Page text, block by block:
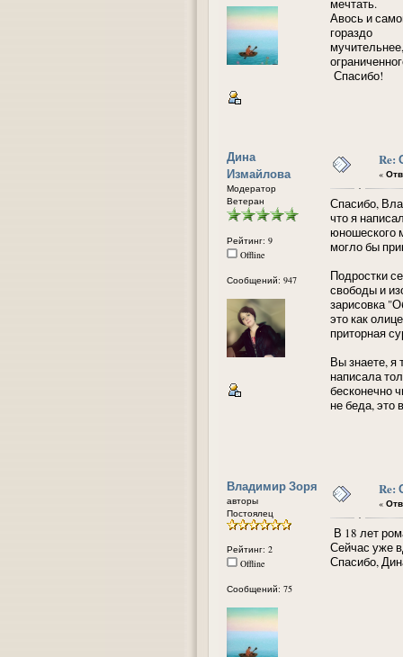
мечтать.
Авось и
гораздо
Спасибо!
Дина
Измайлова
Модератор
Ветеран
Рейтинг: 9
Offline
Сообщений: 947
Re:
«
Спасибо,
что я
юношеского
могло бы
Подростки
свободы и
зарисовка
это как
приторная
Вы знаете, я
написала
бесконечно
не беда, это
Владимир Зоря
авторы
Постоялец
Рейтинг: 2
Offline
Сообщений: 75
Re:
«
В 18 лет
Сейчас уже
Спасибо,